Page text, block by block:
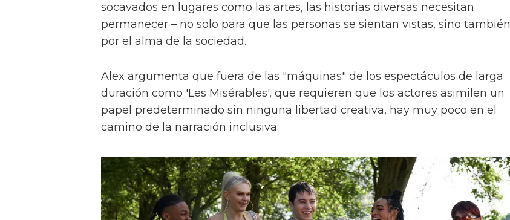
socavados en lugares como las artes, las historias diversas necesitan
permanecer – no solo para que las personas se sientan vistas, sino también
por el alma de la sociedad.
Alex argumenta que fuera de las "máquinas" de los espectáculos de larga
duración como 'Les Misérables', que requieren que los actores asimilen un
papel predeterminado sin ninguna libertad creativa, hay muy poco en el
camino de la narración inclusiva.